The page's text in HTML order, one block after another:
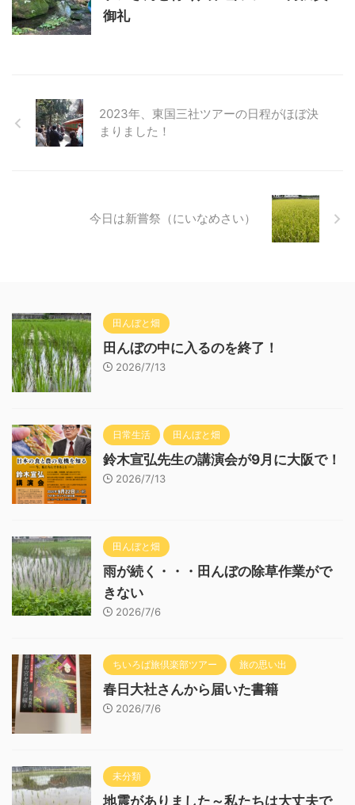
御礼
2023年、東国三社ツアーの日程がほぼ決
まりました！
今日は新嘗祭（にいなめさい）
田んぼと畑
田んぼの中に入るのを終了！
2026/7/13
日常生活 田んぼと畑
鈴木宣弘先生の講演会が9月に大阪で！
2026/7/13
田んぼと畑
雨が続く・・・田んぼの除草作業がで
きない
2026/7/6
ちいろば旅倶楽部ツアー 旅の思い出
春日大社さんから届いた書籍
2026/7/6
未分類
地震がありました～私たちは大丈夫で